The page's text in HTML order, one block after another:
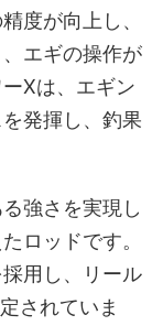
度が向上し、
エギの操作が
Xは、エギン
発揮し、釣果
強さを実現し
ロッドです。
用し、リール
されていま